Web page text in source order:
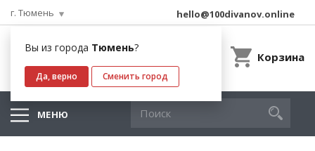
г. Тюмень
Вы из города Тюмень?
Да, верно Сменить город
hello@100divanov.online
Корзина
МЕНЮ